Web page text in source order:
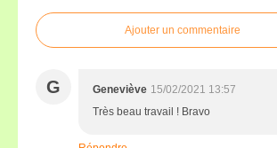
Ajouter un commentaire
G Geneviève 15/02/2021 13:57
Très beau travail ! Bravo